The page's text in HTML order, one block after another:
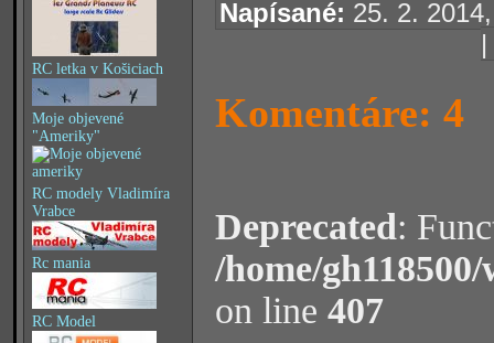
RC letka v Košiciach
Moje objevené
"Ameriky"
RC modely Vladimíra
Vrabce
Rc mania
RC Model
Napísané: 25. 2.
|
Komentáre: 4
Deprecated:
/home/
on line 407